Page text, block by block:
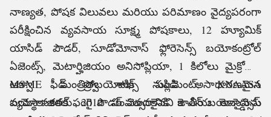
నాణ్యత, పోషక విలువలు మరియు పరిమాణం వైద్యపరంగా
పరీక్షించిన వ్యవసాయ సూక్ష్మ పోషకాలు, 12 హ్యూమిక్
యాసిడ్ పౌడర్, సూడోమోనాస్ ఫ్లోరెసెన్స్ బయోకంట్రోల్
ఏజెంట్స్, మెటార్హిజియం అనిసోప్లియా, 1 కిలోలు మైక్రోలాక్ట్
ఆక్వా ఫీడ్ ప్రోబయోటిక్స్ సప్లిమెంట్, KNAASA
బయోలాజికల్ ఫంగై పౌడర్ మొదలైనవి కె ఎన్ బయోసైన్సెస్
MSME మంత్రిత్వ శాఖ నుండి అసాధారణమైన
వ్యవస్థాపకతకు 2010 సంవత్సరానికి జాతీయ అవార్డును